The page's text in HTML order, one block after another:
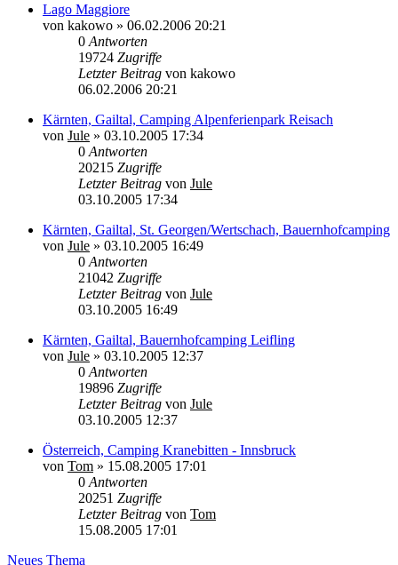
Lago Maggiore
von kakowo » 06.02.2006 20:21
0 Antworten
19724 Zugriffe
Letzter Beitrag von kakowo
06.02.2006 20:21
Kärnten, Gailtal, Camping Alpenferienpark Reisach
von Jule » 03.10.2005 17:34
0 Antworten
20215 Zugriffe
Letzter Beitrag von Jule
03.10.2005 17:34
Kärnten, Gailtal, St. Georgen/Wertschach, Bauernhofcamping
von Jule » 03.10.2005 16:49
0 Antworten
21042 Zugriffe
Letzter Beitrag von Jule
03.10.2005 16:49
Kärnten, Gailtal, Bauernhofcamping Leifling
von Jule » 03.10.2005 12:37
0 Antworten
19896 Zugriffe
Letzter Beitrag von Jule
03.10.2005 12:37
Österreich, Camping Kranebitten - Innsbruck
von Tom » 15.08.2005 17:01
0 Antworten
20251 Zugriffe
Letzter Beitrag von Tom
15.08.2005 17:01
Neues Thema